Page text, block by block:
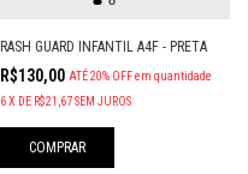
RASH GUARD INFANTIL A4F - PRETA
R$130,00 ATÉ 20% OFF em quantidade
6 X DE R$21,67 SEM JUROS
COMPRAR